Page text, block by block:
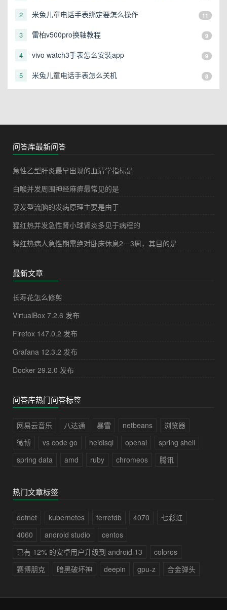
2 米兔儿童电话手表绑定要怎么操作 11
3 雷柏v500pro换轴教程 9
4 vivo watch3手表怎么安装app 9
5 米兔儿童电话手表怎么关机 8
问答库最新问答
急性乙型肝炎最早出现的血清学指标是
白喉并发周围神经麻痹最常见的是
暴发型流脑的发病原理主要是由于
猩红热并发急性肾小球肾炎多见于病程的
猩红热病人急性期需绝对卧床休息2－3周，其目的是
最新文章
长寿花怎么修剪
VirtualBox 7.2.6 发布
Firefox 147.0.2 发布
Grafana 12.3.2 发布
Docker 29.2.0 发布
问答库热门问答标签
网易云音乐 八达通 暴雪 netbeans
浏览器
微博
vs code go heidisql openai
spring shell
spring data
amd ruby chromeos 腾讯
热门文章标签
dotnet kubernetes ferretdb 4070
七彩虹
4060
android studio
centos
已有 12% 的安卓用户升级到 android 13
coloros
赛博朋克
暗黑破坏神 deepin gpu-z 合金弹头